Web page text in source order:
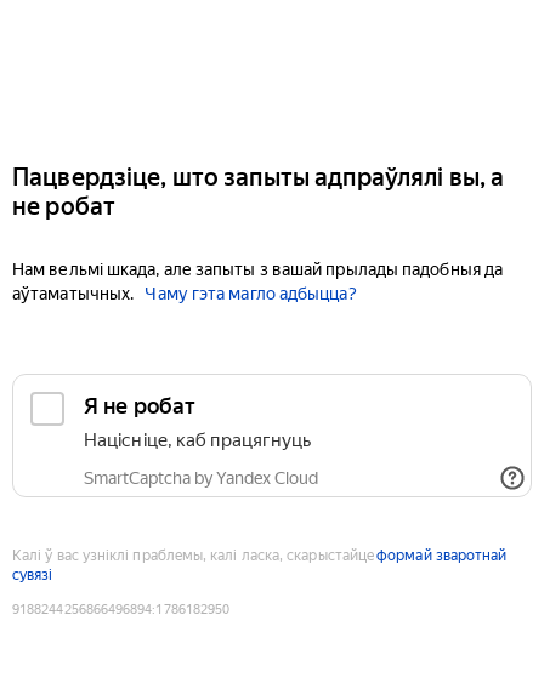
Пацвердзіце, што запыты адпраўлялі вы, а
не робат
Нам вельмі шкада, але запыты з вашай прылады падобныя да
аўтаматычных.
Чаму гэта магло адбыцца?
Я не робат
Націсніце, каб працягнуць
SmartCaptcha by Yandex Cloud
Калі ў вас узніклі праблемы, калі ласка, скарыстайцеформай зваротнай
сувязі
9188244256866496894:1786182950